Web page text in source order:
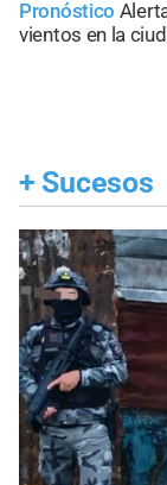
Pronóstico
vientos en la
+ Sucesos